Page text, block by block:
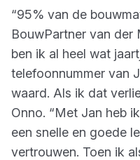
“95% van de
BouwPartner van der
ben ik al heel wat
telefoonnummer van
waard. Als ik dat
Onno. “Met Jan heb
een snelle en goede
vertrouwen. Toen ik